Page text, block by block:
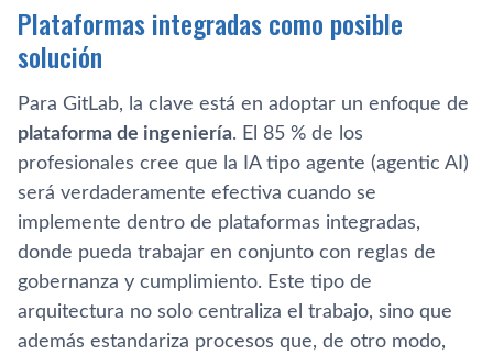
Plataformas integradas como posible
solución
Para GitLab, la clave está en adoptar un enfoque de
plataforma de ingeniería. El 85 % de los
profesionales cree que la IA tipo agente (agentic AI)
será verdaderamente efectiva cuando se
implemente dentro de plataformas integradas,
donde pueda trabajar en conjunto con reglas de
gobernanza y cumplimiento. Este tipo de
arquitectura no solo centraliza el trabajo, sino que
además estandariza procesos que, de otro modo,